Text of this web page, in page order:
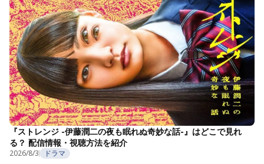
『ストレンジ -伊藤潤二の夜も眠れぬ奇妙な話-』はどこで見れ
る？ 配信情報・視聴方法を紹介
2026/8/3 ドラマ